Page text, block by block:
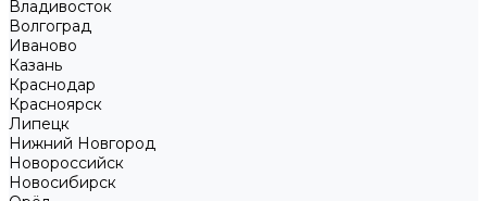
Владивосток
Волгоград
Иваново
Казань
Краснодар
Красноярск
Липецк
Нижний Новгород
Новороссийск
Новосибирск